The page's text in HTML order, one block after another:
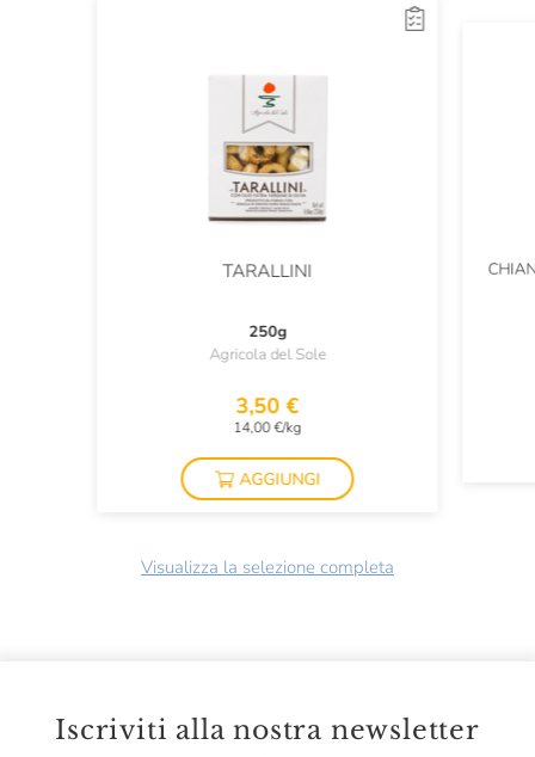
TARALLINI
250g
Agricola del Sole
3,50 €
14,00 €/kg
AGGIUNGI
Visualizza la selezione completa
Iscriviti alla nostra newsletter